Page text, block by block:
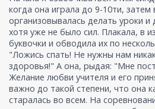
когда она играла до 9-10ти, затем
организовывалась делать уроки и
хотя уже не было сил. Плакала, в
буквочки и обводила их по
"Ложись спать! Не нужны нам
здоровья!" А она, рыдая: "Мне
Желание любви учителя и его
важно до такой степени, что она
старалась во всем. На